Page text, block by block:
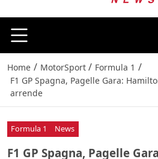
Home / MotorSport / Formula 1 /
F1 GP Spagna, Pagelle Gara:
arrende
Formula 1 News
F1 GP Spagna, Pagelle